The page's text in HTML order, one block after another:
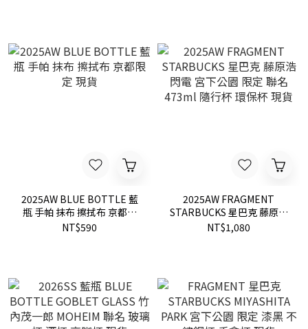
2025AW BLUE BOTTLE 藍
瓶 手帕 抹布 擦拭布 京都限
定 現貨
NT$590
2025AW FRAGMENT
STARBUCKS 星巴克 藤原浩
閃電 宮下公園 限定 聯名
NT$1,080